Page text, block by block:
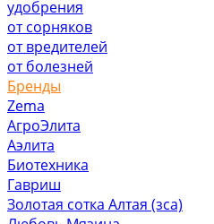
удобрения
от сорняков
от вредителей
от болезней
Бренды
Zema
АгроЭлита
Аэлита
Биотехника
Гавриш
Золотая сотка Алтая (зса)